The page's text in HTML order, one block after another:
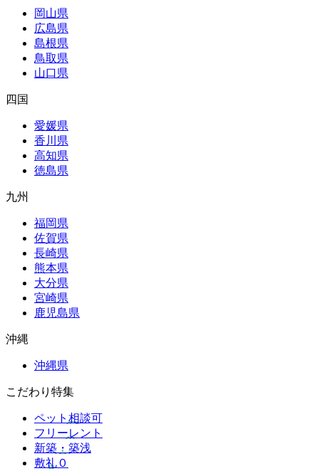
岡山県
広島県
島根県
鳥取県
山口県
四国
愛媛県
香川県
高知県
徳島県
九州
福岡県
佐賀県
長崎県
熊本県
大分県
宮崎県
鹿児島県
沖縄
沖縄県
こだわり特集
ペット相談可
フリーレント
新築・築浅
敷礼０